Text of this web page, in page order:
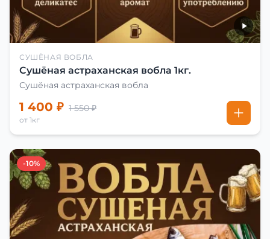
СУШЁНАЯ ВОБЛА
Сушёная астраханская вобла 1кг.
Сушёная астраханская вобла
1 400 ₽ 1 550 ₽
от 1кг
-10%